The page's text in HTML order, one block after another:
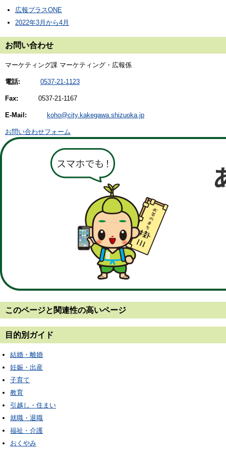
広報プラスONE
2022年3月から4月
お問い合わせ
マーケティング課 マーケティング・広報係
電話: 0537-21-1123
Fax: 0537-21-1167
E-Mail: koho@city.kakegawa.shizuoka.jp
お問い合わせフォーム
このページと 関連性の高いページ
目的別ガイド
結婚・離婚
妊娠・出産
子育て
教育
引越し・住まい
就職・退職
福祉・介護
おくやみ